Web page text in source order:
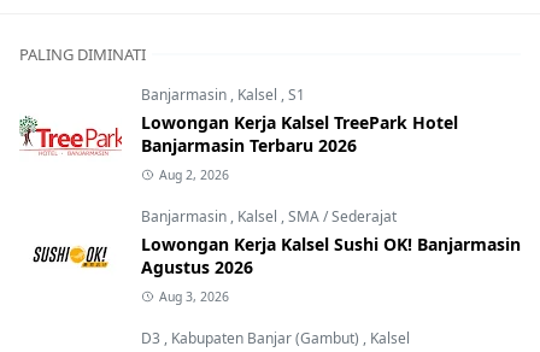
PALING DIMINATI
Banjarmasin , Kalsel ,S1
Lowongan Kerja Kalsel TreePark Hotel
Banjarmasin Terbaru 2026
Aug 2, 2026
Banjarmasin , Kalsel ,SMA / Sederajat
Lowongan Kerja Kalsel Sushi OK! Banjarmasin
Agustus 2026
Aug 3, 2026
D3 , Kabupaten Banjar (Gambut) , Kalsel